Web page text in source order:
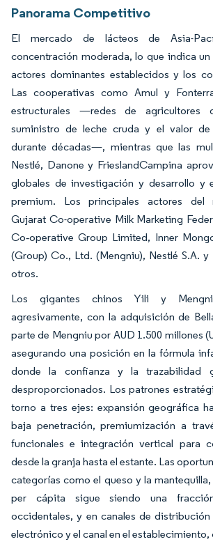
Panorama Competitivo
El mercado de lácteos de Asia-
concentración moderada, lo que indica
actores dominantes establecidos y los
Las cooperativas como Amul y
estructurales —redes de agricultores
suministro de leche cruda y el valor de
durante décadas—, mientras que las
Nestlé, Danone y FrieslandCampina
globales de investigación y desarrollo y
premium. Los principales actores del
Gujarat Co-operative Milk Marketing
Co‑operative Group Limited, Inner
(Group) Co., Ltd. (Mengniu), Nestlé S.A. y
otros.
Los gigantes chinos Yili y
agresivamente, con la adquisición de
parte de Mengniu por AUD 1.500 millones
asegurando una posición en la fórmula
donde la confianza y la trazabilidad
desproporcionados. Los patrones
torno a tres ejes: expansión geográfica
baja penetración, premiumización a
funcionales e integración vertical para
desde la granja hasta el estante. Las
categorías como el queso y la
per cápita sigue siendo una
occidentales, y en canales de
electrónico y el canal en el establecimiento,